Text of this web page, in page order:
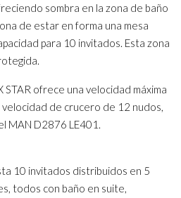
sombra en la zona de baño
de estar en forma una mesa
para 10 invitados. Esta zona
STAR ofrece una velocidad máxima
de crucero de 12 nudos,
MAN D2876 LE401.
10 invitados distribuidos en 5
todos con baño en suite,